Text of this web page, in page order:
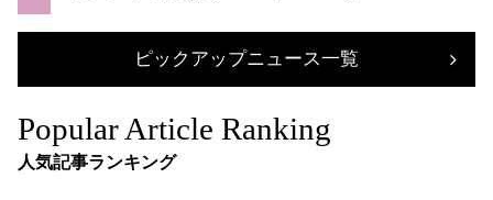
ピックアップニュース一覧
Popular Article Ranking
人気記事ランキング